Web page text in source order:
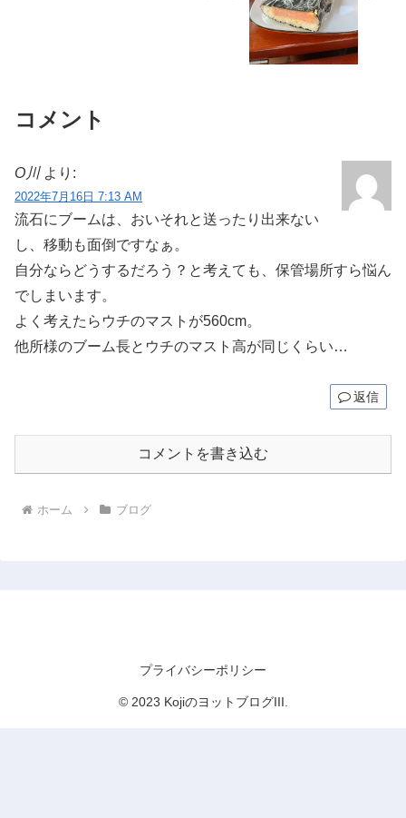
コメント
O川 より:
2022年7月16日 7:13 AM
流石にブームは、おいそれと送ったり出来ない
し、移動も面倒ですなぁ。
自分ならどうするだろう？と考えても、保管場所すら悩ん
でしまいます。
よく考えたらウチのマストが560cm。
他所様のブーム長とウチのマスト高が同じくらい…
返信
コメントを書き込む
ホーム ブログ
プライバシーポリシー
© 2023 KojiのヨットブログIII.